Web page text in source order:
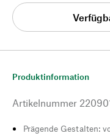
Produktinformation
Artikelnummer
Prägende Gestalten: